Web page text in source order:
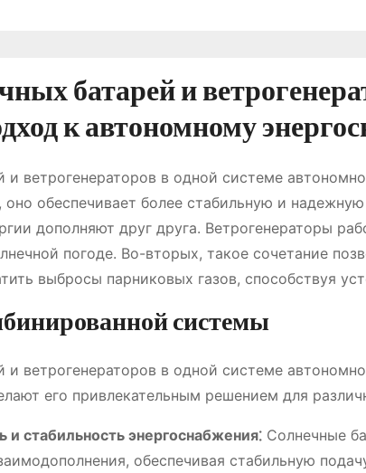
батарей и
к автономному
и ветрогенераторов в одной системе
обеспечивает более стабильную и надежную
дополняют друг друга. Ветрогенераторы
погоде. Во-вторых, такое сочетание
выбросы парниковых газов, способствуя
системы
и ветрогенераторов в одной системе
его привлекательным решением для
стабильность энергоснабжения⁚ Солнечные
обеспечивая стабильную